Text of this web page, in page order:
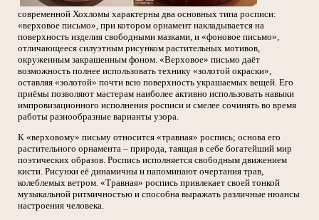
современной Хохломы характерны два основных типа росписи:
«верховое письмо», при котором орнамент накладывается на
поверхность изделия свободными мазками, и «фоновое письмо»,
отличающееся силуэтным рисунком растительных мотивов,
окруженным закрашенным фоном. «Верховое» письмо даёт
возможность полнее использовать технику «золотой окраски»,
оставляя «золотой» почти всю поверхность украшаемых вещей. Его
приёмы позволяют мастерам наиболее активно использовать навыки
импровизационного исполнения росписи и смелее сочинять во время
работы разнообразные варианты узора.
К «верховому» письму относится «травная» роспись; основа его
растительного орнамента – природа, таящая в себе богатейший мир
поэтических образов. Роспись исполняется свободным движением
кисти. Рисунки её динамичны и напоминают очертания трав,
колеблемых ветром. «Травная» роспись привлекает своей тонкой
музыкальной ритмичностью и способна выражать различные нюансы
настроения человека.